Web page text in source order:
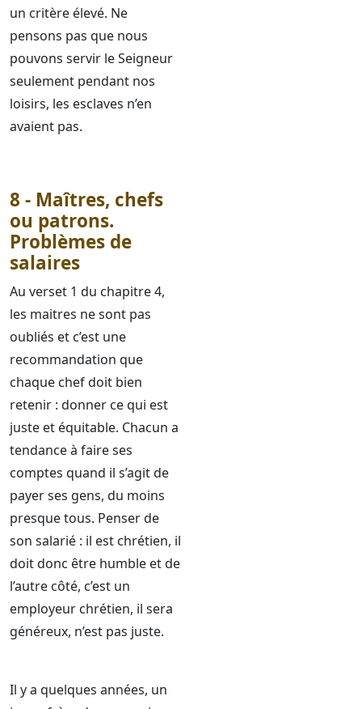
un critère élevé. Ne
pensons pas que nous
pouvons servir le Seigneur
seulement pendant nos
loisirs, les esclaves n’en
avaient pas.
8 - Maîtres, chefs
ou patrons.
Problèmes de
salaires
Au verset 1 du chapitre 4,
les maitres ne sont pas
oubliés et c’est une
recommandation que
chaque chef doit bien
retenir : donner ce qui est
juste et équitable. Chacun a
tendance à faire ses
comptes quand il s’agit de
payer ses gens, du moins
presque tous. Penser de
son salarié : il est chrétien, il
doit donc être humble et de
l’autre côté, c’est un
employeur chrétien, il sera
généreux, n’est pas juste.
Il y a quelques années, un